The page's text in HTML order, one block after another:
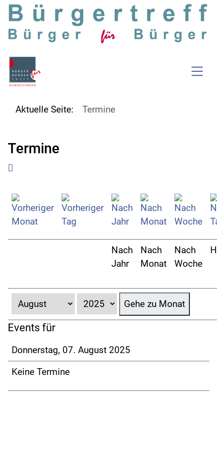
SKIP TO MAIN CONTENT
Aktuelle Seite: Termine
Termine
Nach
Jahr
Nach
Monat
Nach
Woche
Gehe zu Monat
Events für
Donnerstag, 07. August 2025
Keine Termine